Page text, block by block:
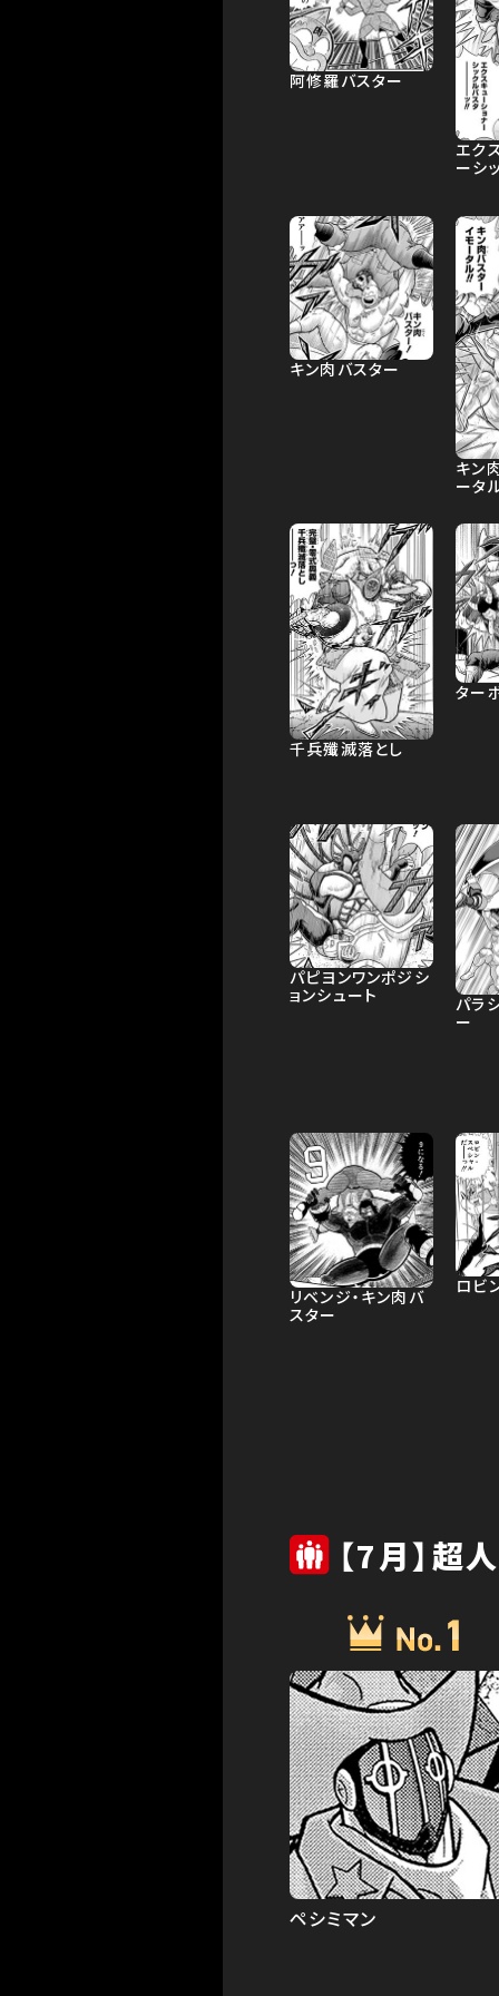
阿修羅バスター
エク
ーシ
キン肉バスター
キン
ータ
千兵殲滅落とし
ター
パピヨンワンポジシ
ョンシュート
パラ
ー
リベンジ・キン肉バ
スター
ロビ
【7月】超
ペシミマン